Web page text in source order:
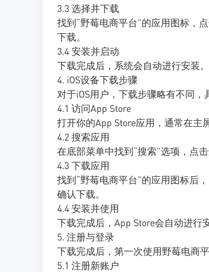
3.3 选择并下载
找到“野莓电商平台”的应用图标，
下载。
3.4 安装并启动
下载完成后，系统会自动进行安装
4. iOS设备下载步骤
对于iOS用户，下载步骤略有不同，
4.1 访问App Store
打开你的App Store应用，通常在主
4.2 搜索应用
在底部菜单中找到“搜索”选项，点
4.3 下载应用
找到“野莓电商平台”的应用图标后
确认下载。
4.4 安装并使用
下载完成后，App Store会自动进行
5. 注册与登录
下载完成后，第一次使用野莓电商
5.1 注册新账户